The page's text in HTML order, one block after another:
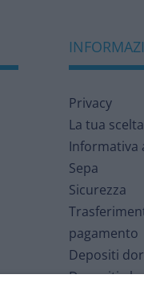
Privacy
La tua
Informativa
Sepa
Sicurezza
pagamento
Depositi
Depositi al